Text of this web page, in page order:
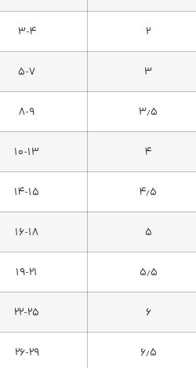
۲ ۳-۴
۳ ۵-۷
۳٫۵ ۸-۹
۴ ۱۰-۱۳
۴٫۵ ۱۴-۱۵
۵ ۱۶-۱۸
۵٫۵ ۱۹-۲۱
۶ ۲۲-۲۵
۶٫۵ ۲۶-۲۹